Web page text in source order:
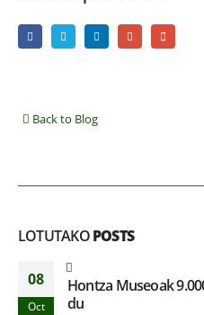
Back to Blog
LOTUTAKOPOSTS
08
Oct
Hontza Museoak
du